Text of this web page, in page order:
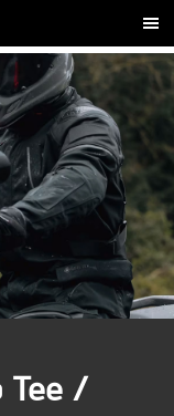
Tee /